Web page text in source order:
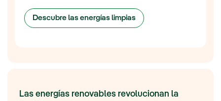
Descubre las energías limpias
Las energías renovables revolucionan la